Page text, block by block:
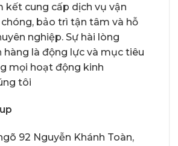
kết cung cấp dịch vụ vận
bảo trì tận tâm và hỗ
nghiệp. Sự hài lòng
hàng là động lực và mục tiêu
mọi hoạt động kinh
tôi
92 Nguyễn Khánh Toàn,